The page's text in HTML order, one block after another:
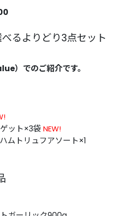
るよりどり3点セット
）でのご紹介です。
ット×3袋 NEW!
ムトリュフアソート×1